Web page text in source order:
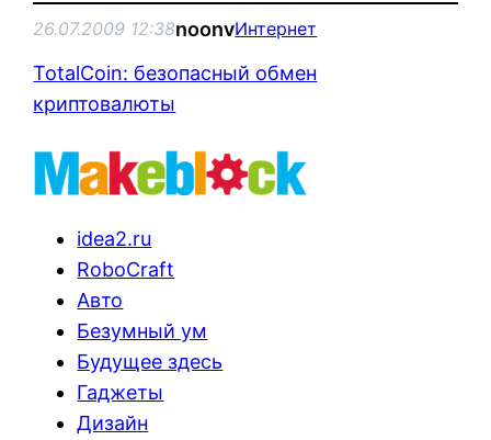
26.07.2009 12:38noonvИнтернет
TotalCoin: безопасный обмен
криптовалюты
idea2.ru
RoboCraft
Авто
Безумный ум
Будущее здесь
Гаджеты
Дизайн